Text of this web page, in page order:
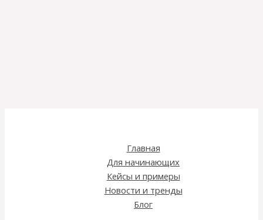
Главная
Для начинающих
Кейсы и примеры
Новости и тренды
Блог